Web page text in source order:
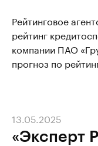
Рейтинговое
рейтинг
компании ПАО
прогноз по
«Эксперт
13.05.2025